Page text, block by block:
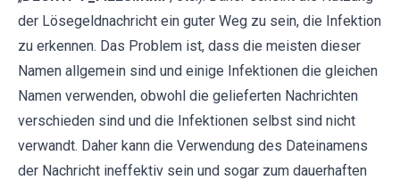
der Lösegeldnachricht ein guter Weg zu sein, die Infektion
zu erkennen. Das Problem ist, dass die meisten dieser
Namen allgemein sind und einige Infektionen die gleichen
Namen verwenden, obwohl die gelieferten Nachrichten
verschieden sind und die Infektionen selbst sind nicht
verwandt. Daher kann die Verwendung des Dateinamens
der Nachricht ineffektiv sein und sogar zum dauerhaften